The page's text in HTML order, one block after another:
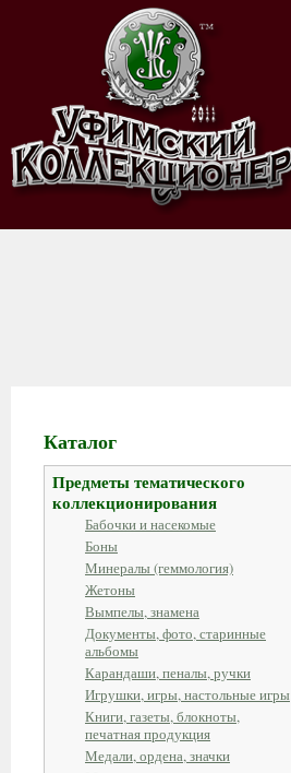
Каталог
Предметы тематического
коллекционирования
Бабочки и насекомые
Боны
Минералы (геммология)
Жетоны
Вымпелы, знамена
Документы, фото, старинные
альбомы
Карандаши, пеналы, ручки
Игрушки, игры, настольные игры
Книги, газеты, блокноты,
печатная продукция
Медали, ордена, значки